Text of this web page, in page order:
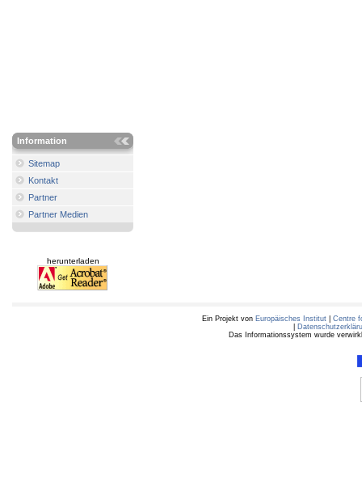
Information
Sitemap
Kontakt
Partner
Partner Medien
herunterladen
Ein Projekt von Europäisches Institut
Centre
Das Informationssystem wurde